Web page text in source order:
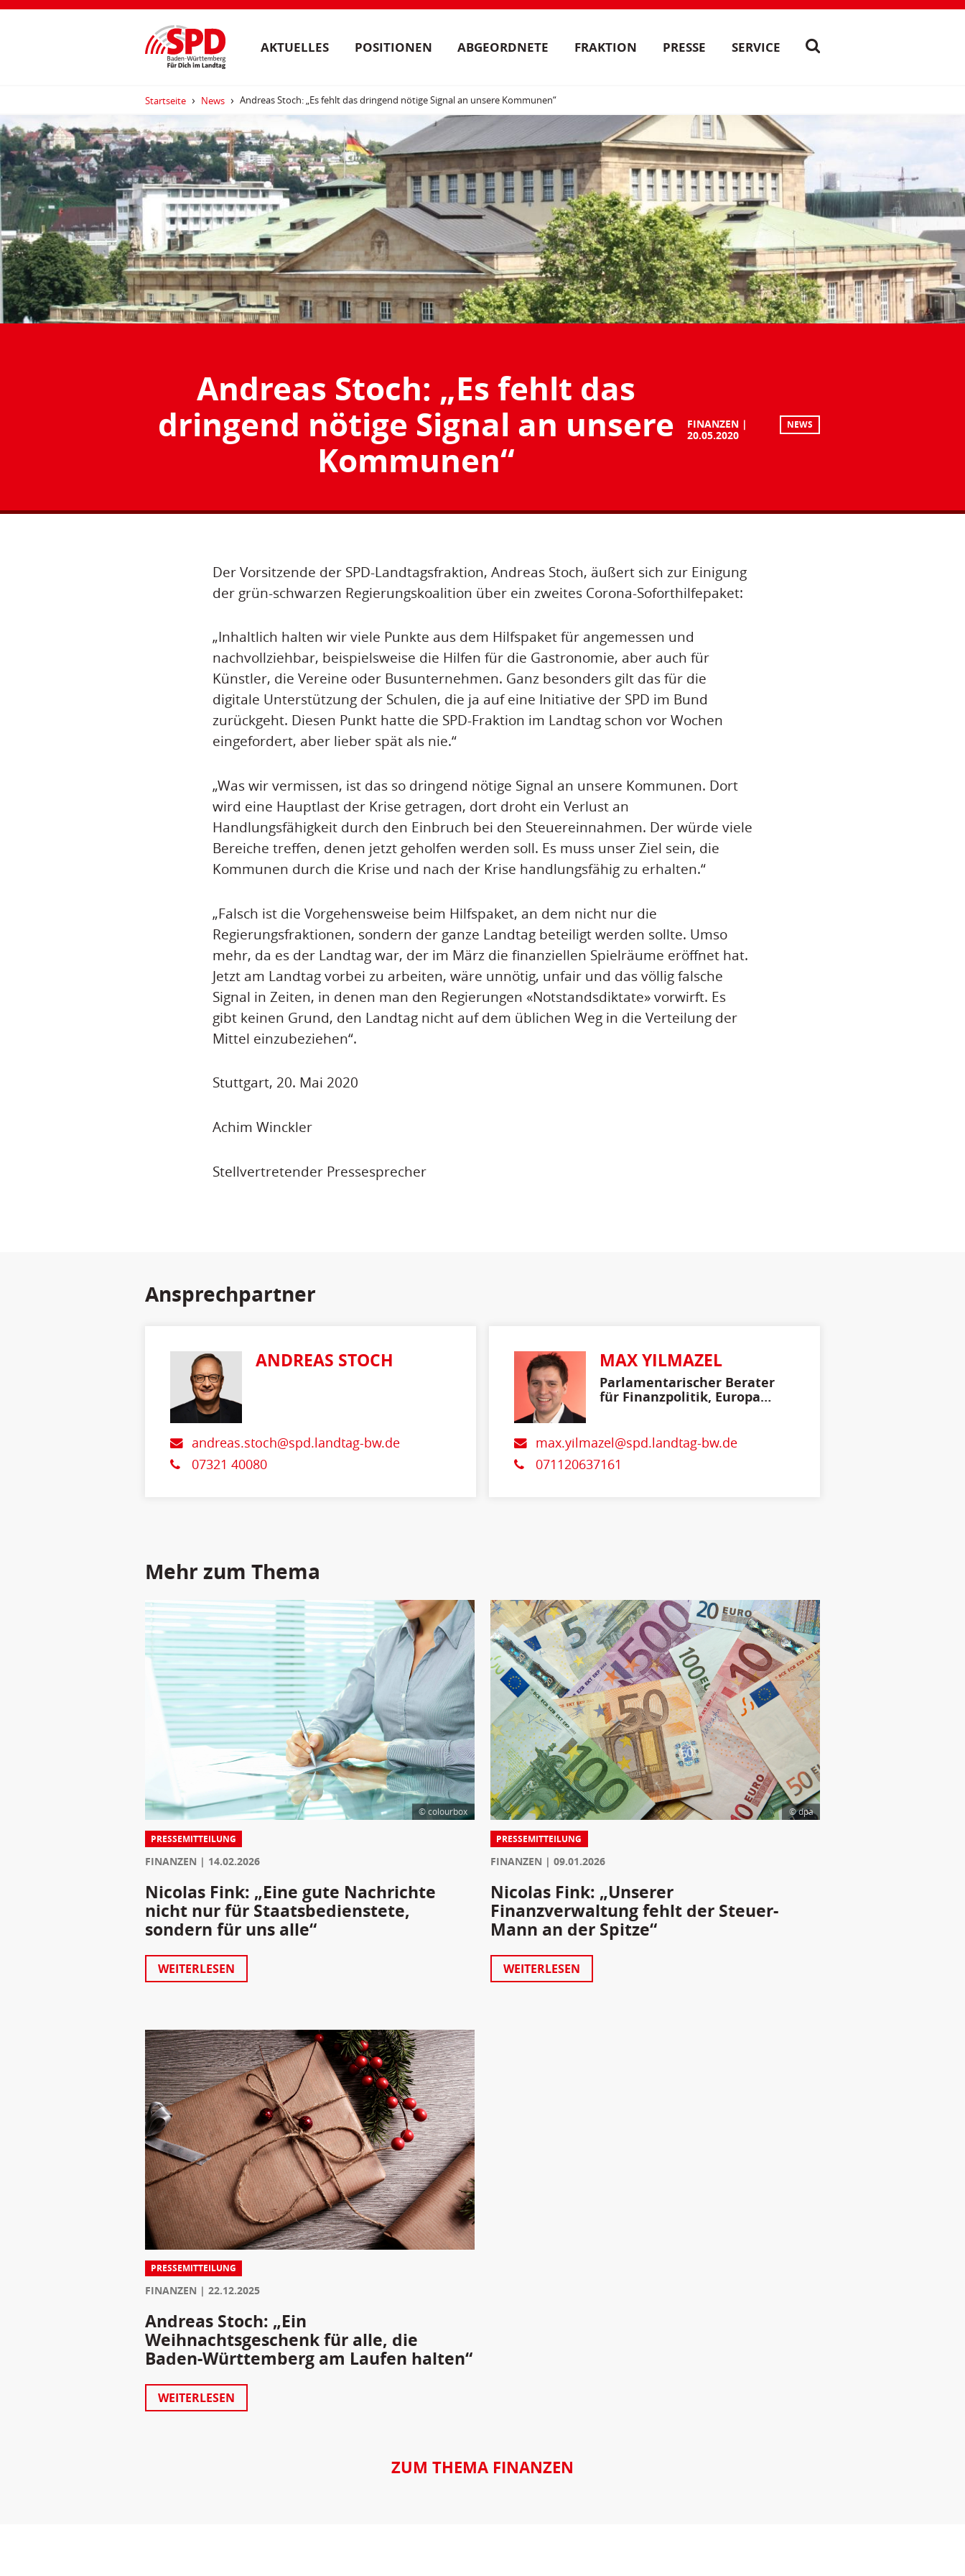
AKTUELLES POSITIONEN ABGEORDNETE FRAKTION PRESSE SERVICE
Startseite News Andreas Stoch: „Es fehlt das dringend nötige Signal an unsere Kommunen“
Andreas Stoch: „Es fehlt das
dringend nötige Signal an unsere
Kommunen“
FINANZEN
20.05.2020
NEWS
Der Vorsitzende der SPD-Landtagsfraktion, Andreas Stoch, äußert sich zur Einigung
der grün-schwarzen Regierungskoalition über ein zweites Corona-Soforthilfepaket:
„Inhaltlich halten wir viele Punkte aus dem Hilfspaket für angemessen und
nachvollziehbar, beispielsweise die Hilfen für die Gastronomie, aber auch für
Künstler, die Vereine oder Busunternehmen. Ganz besonders gilt das für die
digitale Unterstützung der Schulen, die ja auf eine Initiative der SPD im Bund
zurückgeht. Diesen Punkt hatte die SPD-Fraktion im Landtag schon vor Wochen
eingefordert, aber lieber spät als nie.“
„Was wir vermissen, ist das so dringend nötige Signal an unsere Kommunen. Dort
wird eine Hauptlast der Krise getragen, dort droht ein Verlust an
Handlungsfähigkeit durch den Einbruch bei den Steuereinnahmen. Der würde viele
Bereiche treffen, denen jetzt geholfen werden soll. Es muss unser Ziel sein, die
Kommunen durch die Krise und nach der Krise handlungsfähig zu erhalten.“
„Falsch ist die Vorgehensweise beim Hilfspaket, an dem nicht nur die
Regierungsfraktionen, sondern der ganze Landtag beteiligt werden sollte. Umso
mehr, da es der Landtag war, der im März die finanziellen Spielräume eröffnet hat.
Jetzt am Landtag vorbei zu arbeiten, wäre unnötig, unfair und das völlig falsche
Signal in Zeiten, in denen man den Regierungen «Notstandsdiktate» vorwirft. Es
gibt keinen Grund, den Landtag nicht auf dem üblichen Weg in die Verteilung der
Mittel einzubeziehen“.
Stuttgart, 20. Mai 2020
Achim Winckler
Stellvertretender Pressesprecher
Ansprechpartner
ANDREAS STOCH
andreas.stoch@spd.landtag-bw.de
07321 40080
MAX YILMAZEL
Parlamentarischer Berater
für Finanzpolitik, Europa
max.yilmazel@spd.landtag-bw.de
071120637161
Mehr zum Thema
© colourbox
PRESSEMITTEILUNG
FINANZEN 14.02.2026
Nicolas Fink: „Eine gute Nachrichte
nicht nur für Staatsbedienstete,
sondern für uns alle“
WEITERLESEN
© dpa
PRESSEMITTEILUNG
FINANZEN 09.01.2026
Nicolas Fink: „Unserer
Finanzverwaltung fehlt der Steuer-
Mann an der Spitze“
WEITERLESEN
PRESSEMITTEILUNG
FINANZEN 22.12.2025
Andreas Stoch: „Ein
Weihnachtsgeschenk für alle, die
Baden-Württemberg am Laufen halten“
WEITERLESEN
ZUM THEMA FINANZEN